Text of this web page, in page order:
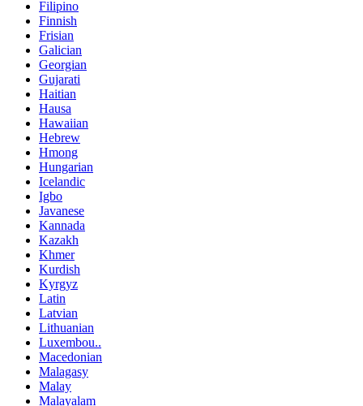
Filipino
Finnish
Frisian
Galician
Georgian
Gujarati
Haitian
Hausa
Hawaiian
Hebrew
Hmong
Hungarian
Icelandic
Igbo
Javanese
Kannada
Kazakh
Khmer
Kurdish
Kyrgyz
Latin
Latvian
Lithuanian
Luxembou..
Macedonian
Malagasy
Malay
Malayalam